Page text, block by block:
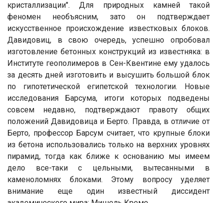
кристаллизации". Для природных камней такой
феномен необъясним, зато он подтверждает
искусственное происхождение известковых блоков.
Давидовиц, в свою очередь, успешно опробовал
изготовление бетонных конструкций из известняка: в
Институте геополимеров в Сен-Квентине ему удалось
за десять дней изготовить и высушить большой блок
по гипотетической египетской технологии. Новые
исследования Барсума, итоги которых подведены
совсем недавно, подтверждают правоту общих
положений Давидовица и Берто. Правда, в отличие от
Берто, профессор Барсум считает, что крупные блоки
из бетона использовались только на верхних уровнях
пирамид, тогда как ближе к основанию мы имеем
дело все-таки с цельными, вытесанными в
каменоломнях блоками. Этому вопросу уделяет
внимание еще один известный диссидент